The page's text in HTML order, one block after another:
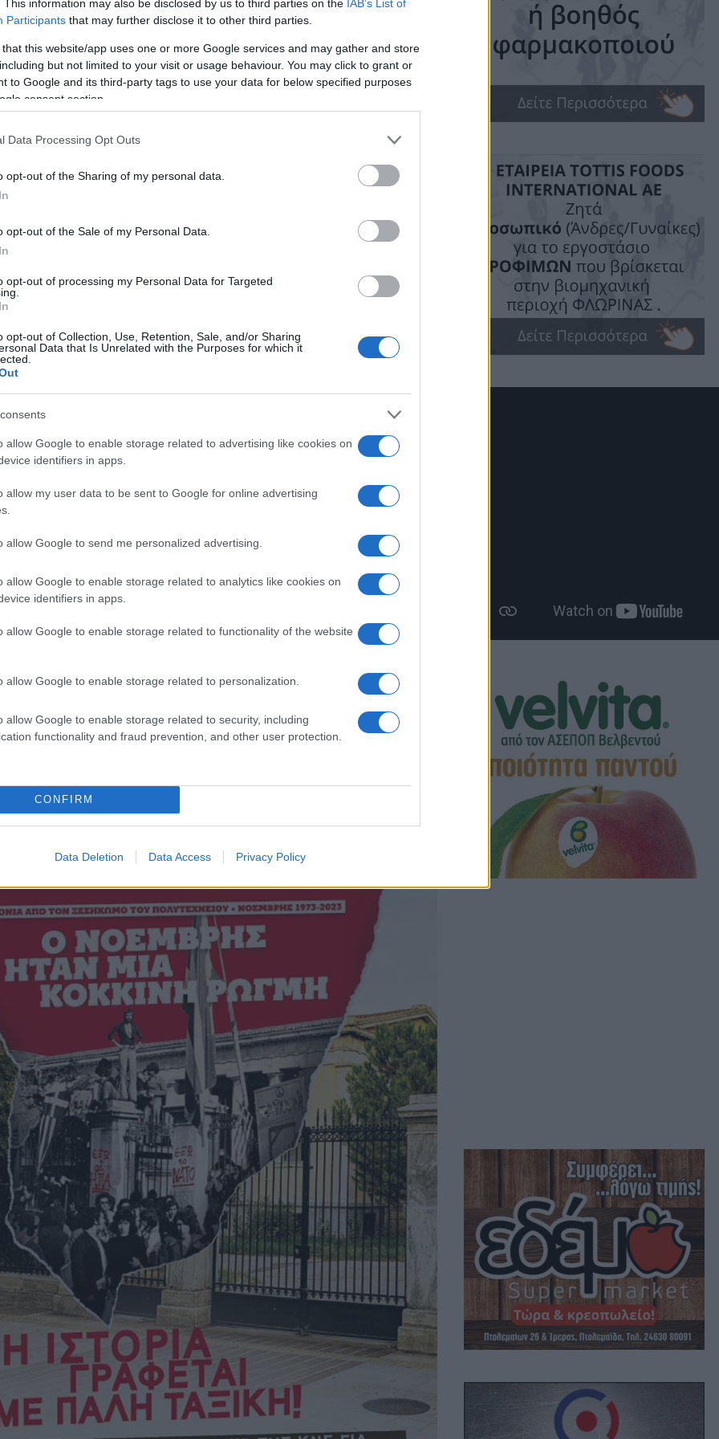
This information may also be disclosed by us to third parties on the IAB’s List of
Participants that may further disclose it to other third parties.
that this website/app uses one or more Google services and may gather and store
but not limited to your visit or usage behaviour. You may click to grant or
to Google and its third-party tags to use your data for below specified purposes
consent section.
Data Processing Opt Outs
opt-out of the Sharing of my personal data.
opt-out of the Sale of my Personal Data.
opt-out of processing my Personal Data for Targeted
opt-out of Collection, Use, Retention, Sale, and/or Sharing
Data that Is Unrelated with the Purposes for which it
allow Google to enable storage related to advertising like cookies on
identifiers in apps.
allow my user data to be sent to Google for online advertising
allow Google to send me personalized advertising.
allow Google to enable storage related to analytics like cookies on
identifiers in apps.
allow Google to enable storage related to functionality of the website
allow Google to enable storage related to personalization.
allow Google to enable storage related to security, including
functionality and fraud prevention, and other user protection.
CONFIRM
Data Deletion Data Access Privacy Policy
ΚΝΕ και ΚΚΕ
την επέτειο
,Προσεχείς Εκδηλώσεις
και μάθετε πρώτοι όλες τις ειδήσεις!
τη συμπλήρωση 50 χρόνων από τον
του Πολυτεχνείου, οι
Πτολεμαΐδας του ΚΚΕ και της ΚΝΕ
Νοέμβρης».
του Ντοκιμαντέρ θα γίνει στο Δημαρχείο Πτολεμαΐδας το